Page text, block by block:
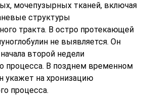
мочепузырных тканей, включая
структуры
тракта. В остро протекающей
не выявляется. Он
второй недели
процесса. В позднем временном
укажет на хронизацию
процесса.